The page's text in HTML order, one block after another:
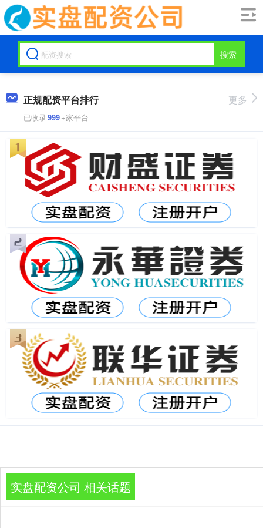
搜索
正规配资平台排行
已收录999+家平台
更多
实盘配资公司 相关话题